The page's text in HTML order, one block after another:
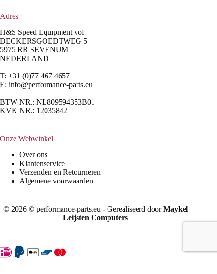
Adres
H&S Speed Equipment vof
DECKERSGOEDTWEG 5
5975 RR SEVENUM
NEDERLAND
T: +31 (0)77 467 4657
E: info@performance-parts.eu
BTW NR.: NL809594353B01
KVK NR.: 12035842
Onze Webwinkel
Over ons
Klantenservice
Verzenden en Retourneren
Algemene voorwaarden
© 2026 © performance-parts.eu - Gerealiseerd doorMaykel
Leijsten Computers